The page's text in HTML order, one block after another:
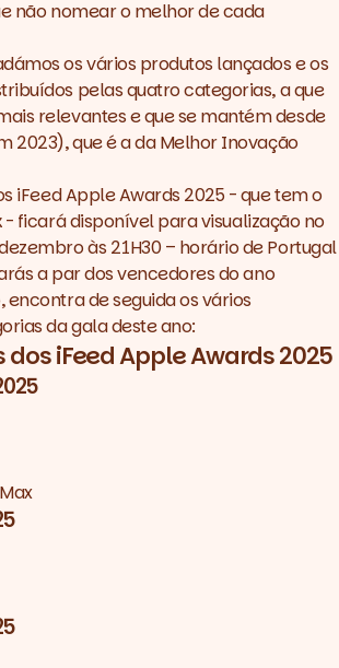
não nomear o melhor de cada
os vários produtos lançados e os
pelas quatro categorias, a que
relevantes e que se mantém desde
2023), que é a daMelhor Inovação
iFeed Apple Awards 2025 - que tem o
- ficará disponívelpara visualização no
às 21H30 – horário de Portugal
a par dos vencedores do ano
encontra de seguida os vários
da gala deste ano:
iFeed Apple Awards 2025